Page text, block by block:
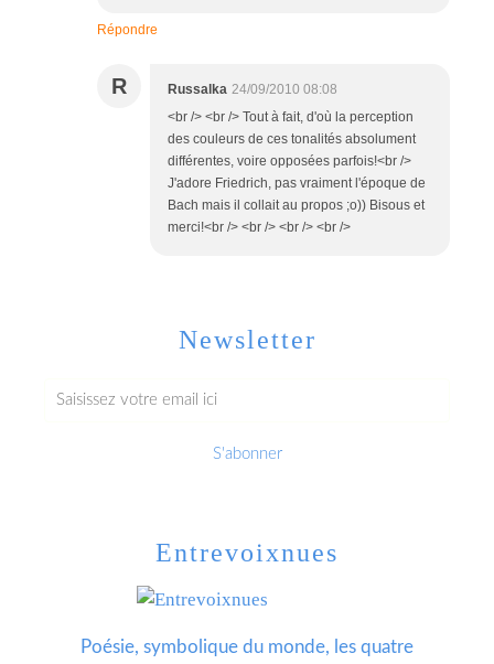
Répondre
R Russalka 24/09/2010 08:08
<br /> <br /> Tout à fait, d'où la perception
des couleurs de ces tonalités absolument
différentes, voire opposées parfois!<br />
J'adore Friedrich, pas vraiment l'époque de
Bach mais il collait au propos ;o)) Bisous et
merci!<br /> <br /> <br /> <br />
Newsletter
Entrevoixnues
Poésie, symbolique du monde, les quatre